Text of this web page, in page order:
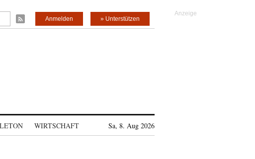
» Unterstützen
Anmelden
WIRTSCHAFT Sa, 8. Aug 2026